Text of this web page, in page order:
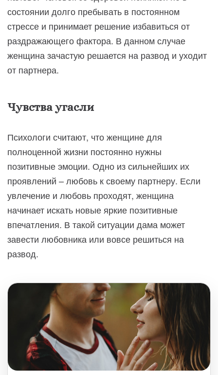
состоянии долго пребывать в постоянном
стрессе и принимает решение избавиться от
раздражающего фактора. В данном случае
женщина зачастую решается на развод и уходит
от партнера.
Чувства угасли
Психологи считают, что женщине для
полноценной жизни постоянно нужны
позитивные эмоции. Одно из сильнейших их
проявлений – любовь к своему партнеру. Если
увлечение и любовь проходят, женщина
начинает искать новые яркие позитивные
впечатления. В такой ситуации дама может
завести любовника или вовсе решиться на
развод.